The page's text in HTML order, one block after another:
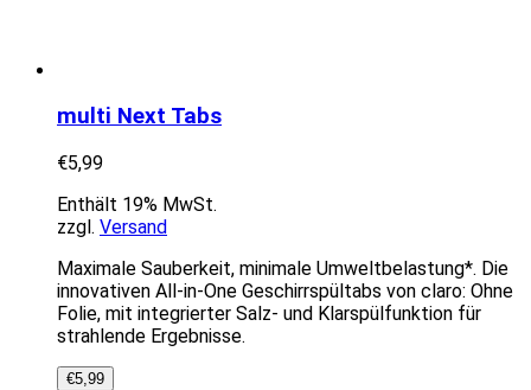
multi Next Tabs
€5,99
Enthält 19% MwSt.
zzgl. Versand
Maximale Sauberkeit, minimale Umweltbelastung*. Die
innovativen All-in-One Geschirrspültabs von claro: Ohne
Folie, mit integrierter Salz- und Klarspülfunktion für
strahlende Ergebnisse.
€5,99